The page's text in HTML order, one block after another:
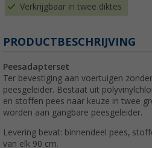
Verkrijgbaar in twee diktes
PRODUCTBESCHRIJVING
Peesadapterset
Ter bevestiging aan voertuigen
peesgeleider. Bestaat uit
en stoffen pees naar keuze in twee
worden aan gangbare peesgeleider.
Levering bevat: binnendeel pees,
van elk 90 cm.